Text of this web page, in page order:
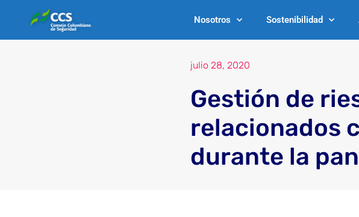
Nosotros Sostenibilidad
julio 28, 2020
Gestión de
relacionados
durante la